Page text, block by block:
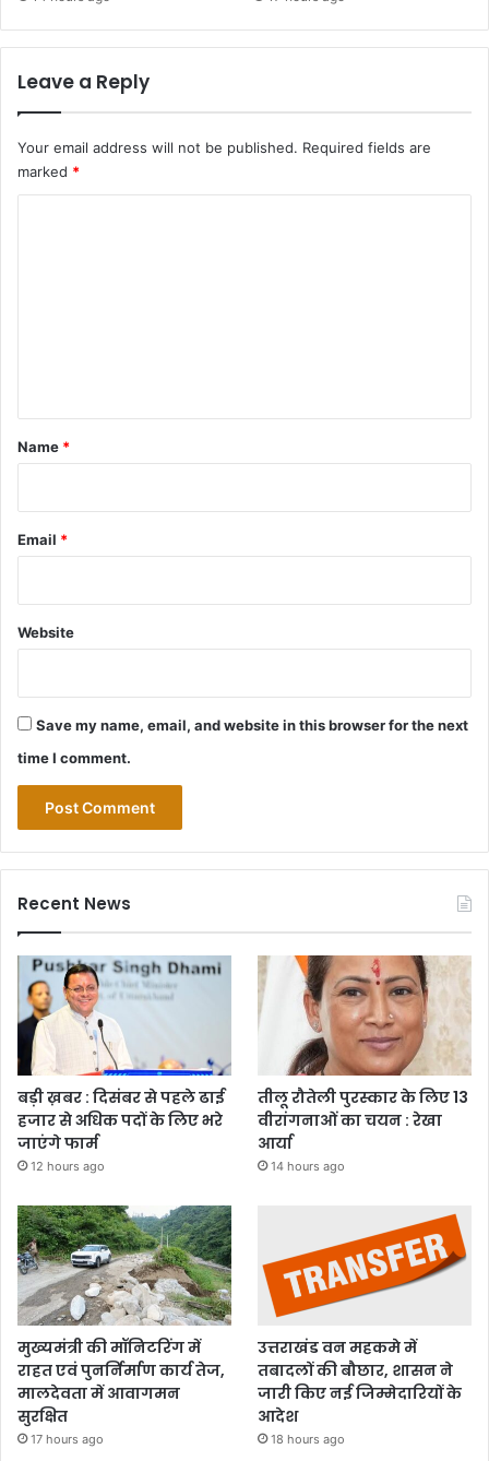
Leave a Reply
Your email address will not be published. Required fields are
marked *
*
Name *
Email *
Website
Save my name, email, and website in this browser for the next
time I comment.
Recent News
बड़ी ख़बर : दिसंबर से पहले ढाई
हजार से अधिक पदों के लिए भरे
जाएंगे फार्म
12 hours ago
तीलू रौतेली पुरस्कार के लिए 13
वीरांगनाओं का चयन : रेखा
आर्या
14 hours ago
मुख्यमंत्री की मॉनिटरिंग में
राहत एवं पुनर्निर्माण कार्य तेज,
मालदेवता में आवागमन
सुरक्षित
17 hours ago
उत्तराखंड वन महकमे में
तबादलों की बौछार, शासन ने
जारी किए नई जिम्मेदारियों के
आदेश
18 hours ago